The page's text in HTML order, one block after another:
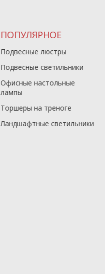
ПОПУЛЯРНОЕ
Подвесные люстры
Подвесные светильники
Офисные настольные
лампы
Торшеры на треноге
Ландшафтные светильники